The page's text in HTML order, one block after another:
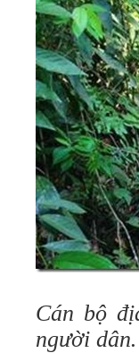
Cán bộ
người